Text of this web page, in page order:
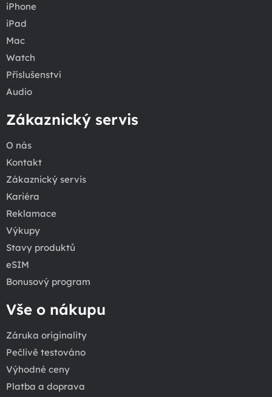
iPhone
iPad
Mac
Watch
Příslušenství
Audio
Zákaznický servis
O nás
Kontakt
Zákaznický servis
Kariéra
Reklamace
Výkupy
Stavy produktů
eSIM
Bonusový program
Vše o nákupu
Záruka originality
Pečlivě testováno
Výhodné ceny
Platba a doprava